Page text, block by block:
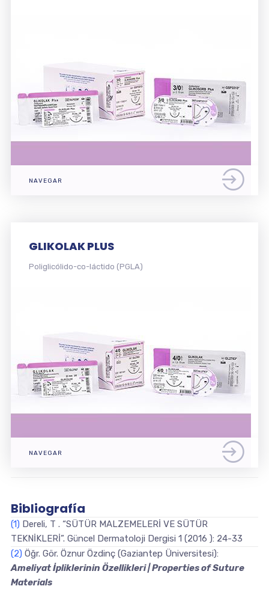
NAVEGAR
GLIKOLAK PLUS
Poliglicólido-co-láctido (PGLA)
NAVEGAR
Bibliografía
(1) Dereli, T . “SÜTÜR MALZEMELERİ VE SÜTÜR
TEKNİKLERİ”. Güncel Dermatoloji Dergisi 1 (2016 ): 24-33
(2) Öğr. Gör. Öznur Özdinç (Gaziantep Üniversitesi):
Ameliyat İpliklerinin Özellikleri | Properties of Suture
Materials